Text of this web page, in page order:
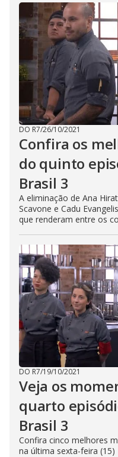
DO R7/26/10/2021
Confira os
do quinto
Brasil 3
A eliminação de Ana
Scavone e Cadu
que renderam entre os
DO R7/19/10/2021
Veja os
quarto
Brasil 3
Confira cinco melhores
na última sexta-feira (15)